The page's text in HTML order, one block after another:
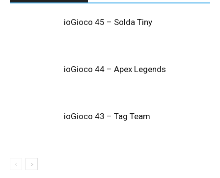
ioGioco 45 – Solda Tiny
ioGioco 44 – Apex Legends
ioGioco 43 – Tag Team